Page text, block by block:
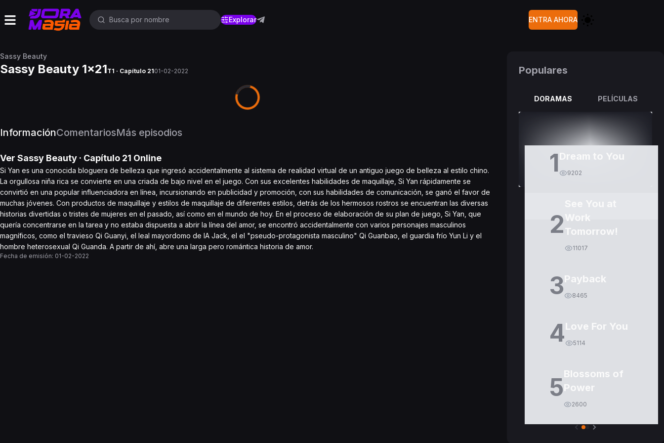
Explorar ENTRA AHORA
Sassy Beauty
Sassy Beauty 1x21T1 · Capítulo 2101-02-2022
InformaciónComentariosMás episodios
Ver Sassy Beauty · Capítulo 21 Online
Si Yan es una conocida bloguera de belleza que ingresó accidentalmente al sistema de realidad virtual de un antiguo juego de belleza al estilo chino.
La orgullosa niña rica se convierte en una criada de bajo nivel en el juego. Con sus excelentes habilidades de maquillaje, Si Yan rápidamente se
convirtió en una popular influenciadora en línea, incursionando en publicidad y promoción, con sus habilidades de comunicación, se ganó el favor de
muchas jóvenes. Con productos de maquillaje y estilos de maquillaje de diferentes estilos, detrás de los hermosos rostros se encuentran las diversas
historias divertidas o tristes de mujeres en el pasado, así como en el mundo de hoy. En el proceso de elaboración de su plan de juego, Si Yan, que
quería concentrarse en la tarea y no estaba dispuesta a abrir la línea del amor, se encontró accidentalmente con varios personajes masculinos
magníficos, como el travieso Qi Guanyi, el leal mayordomo de IA Jack, el el "pseudo-protagonista masculino" Qi Guanbao, el guardia frío Yun Li y el
hombre heterosexual Qi Guanda. A partir de ahí, abre una larga pero romántica historia de amor.
Fecha de emisión: 01-02-2022
Populares
DORAMAS PELÍCULAS
1Dream to You
9202
2Work
Tomorrow!
11017
3Payback
8465
4Love For You
5114
5Blossoms of
Power
2600